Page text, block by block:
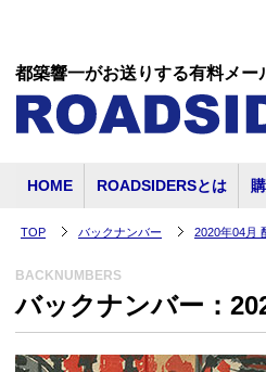
都築響一がお送りする有料メ
HOME ROADSIDERSとは
TOP バックナンバー 2020年04月
BACKNUMBERS
バックナンバー：